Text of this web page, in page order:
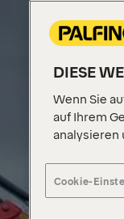
DIESE
Wenn Sie
auf Ihrem
analysieren
Cookie-